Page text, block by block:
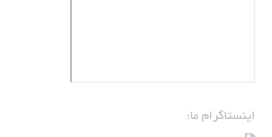
اینستاگرام ما: